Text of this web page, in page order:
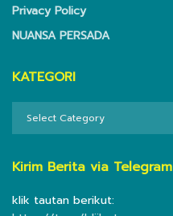
Privacy Policy
NUANSA PERSADA
KATEGORI
Kirim Berita via Telegram
klik tautan berikut: